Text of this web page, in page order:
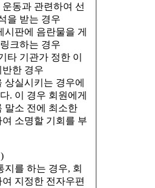
동과 관련하여 선
을 받는 경우
시판에 음란물을 게
크하는 경우
타 기관가 정한 이
한 경우
실시키는 경우에
. 이 경우 회원에게
말소 전에 최소한
소명할 기회를 부
를 하는 경우, 회
지정한 전자우편